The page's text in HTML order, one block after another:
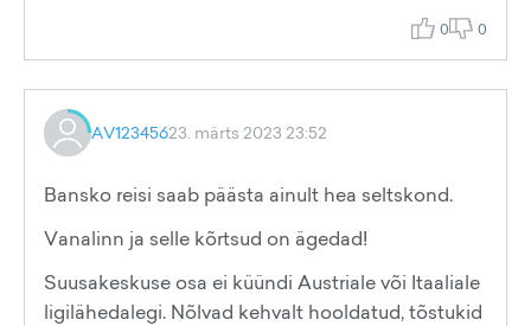
0 0
AV12345623. märts 2023 23:52
Bansko reisi saab päästa ainult hea seltskond.
Vanalinn ja selle kõrtsud on ägedad!
Suusakeskuse osa ei küündi Austriale või Itaaliale
ligilähedalegi. Nõlvad kehvalt hooldatud, tõstukid